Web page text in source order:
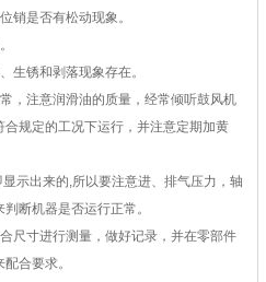
是否有松动现象。
锈和剥落现象存在。
注意润滑油的质量，经常倾听鼓风机
规定的工况下运行，并注意定期加黄
出来的,所以要注意进、排气压力，轴
断机器是否运行正常。
寸进行测量，做好记录，并在零部件
合要求。